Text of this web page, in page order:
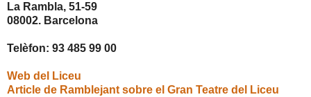
La Rambla, 51-59
08002. Barcelona
Telèfon: 93 485 99 00
Web del Liceu
Article de Ramblejant sobre el Gran Teatre del Liceu